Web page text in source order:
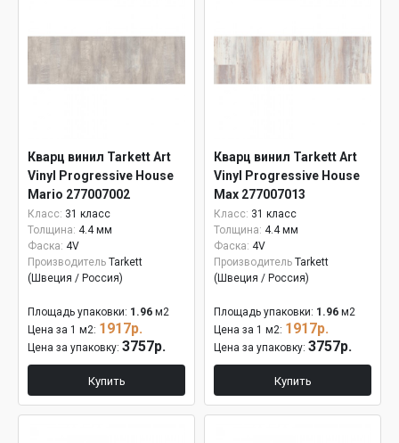
Кварц винил Tarkett Art
Vinyl Progressive House
Mario 277007002
Класс: 31 класс
Толщина: 4.4 мм
Фаска: 4V
Производитель Tarkett
(Швеция / Россия)
Площадь упаковки: 1.96 м2
Цена за 1 м2: 1917р.
Цена за упаковку: 3757р.
Купить
Кварц винил Tarkett Art
Vinyl Progressive House
Max 277007013
Класс: 31 класс
Толщина: 4.4 мм
Фаска: 4V
Производитель Tarkett
(Швеция / Россия)
Площадь упаковки: 1.96 м2
Цена за 1 м2: 1917р.
Цена за упаковку: 3757р.
Купить